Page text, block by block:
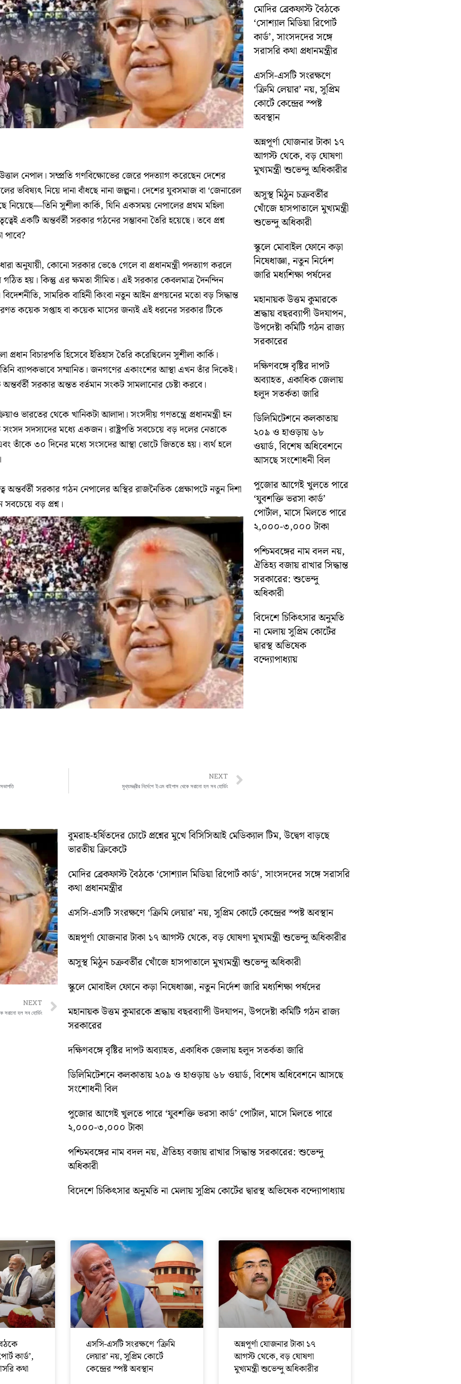
নেপাল। সম্প্রতি গণবিক্ষোভের জেরে পদত্যাগ করেছেন দেশের
ভবিষ্যৎ নিয়ে দানা বাঁধছে নানা জল্পনা। দেশের যুবসমাজ বা ‘জেনারেল
সুশীলা কার্কি, যিনি একসময় নেপালের প্রথম মহিলা
একটি অন্তর্বর্তী সরকার গঠনের সম্ভাবনা তৈরি হয়েছে। তবে প্রশ্ন
অনুযায়ী, কোনো সরকার ভেঙে গেলে বা প্রধানমন্ত্রী পদত্যাগ করলে
গঠিত হয়। কিন্তু এর ক্ষমতা সীমিত। এই সরকার কেবলমাত্র দৈনন্দিন
সামরিক বাহিনী কিংবা নতুন আইন প্রণয়নের মতো বড় সিদ্ধান্ত
কয়েক সপ্তাহ বা কয়েক মাসের জন্যই এই ধরনের সরকার টিকে
বিচারপতি হিসেবে ইতিহাস তৈরি করেছিলেন সুশীলা কার্কি।
ব্যাপকভাবে সম্মানিত। জনগণের একাংশের আস্থা এখন তাঁর দিকেই।
সরকার অন্তত বর্তমান সংকট সামলানোর চেষ্টা করবে।
ভারতের থেকে খানিকটা আলাদা। সংসদীয় গণতন্ত্রে প্রধানমন্ত্রী হন
সংসদ সদস্যদের মধ্যে একজন। রাষ্ট্রপতি সবচেয়ে বড় দলের নেতাকে
তাঁকে ৩০ দিনের মধ্যে সংসদের আস্থা ভোটে জিততে হয়। ব্যর্থ হলে
অন্তর্বর্তী সরকার গঠন নেপালের অস্থির রাজনৈতিক প্রেক্ষাপটে নতুন দিশা
বড় প্রশ্ন।
সভাপতি
NEXT
মুখ্যমন্ত্রীর নির্দেশে ইএম বাইপাস থেকে সরানো হল সব হোর্ডিং
মোদির ব্রেকফাস্ট বৈঠকে
‘সোশ্যাল মিডিয়া রিপোর্ট
কার্ড’, সাংসদদের সঙ্গে
সরাসরি কথা প্রধানমন্ত্রীর
এসসি-এসটি সংরক্ষণে
‘ক্রিমি লেয়ার’ নয়, সুপ্রিম
কোর্টে কেন্দ্রের স্পষ্ট
অবস্থান
অন্নপূর্ণা যোজনার টাকা ১৭
আগস্ট থেকে, বড় ঘোষণা
মুখ্যমন্ত্রী শুভেন্দু অধিকারীর
অসুস্থ মিঠুন চক্রবর্তীর
খোঁজে হাসপাতালে মুখ্যমন্ত্রী
শুভেন্দু অধিকারী
স্কুলে মোবাইল ফোনে কড়া
নিষেধাজ্ঞা, নতুন নির্দেশ
জারি মধ্যশিক্ষা পর্ষদের
মহানায়ক উত্তম কুমারকে
শ্রদ্ধায় বছরব্যাপী উদযাপন,
উপদেষ্টা কমিটি গঠন রাজ্য
সরকারের
দক্ষিণবঙ্গে বৃষ্টির দাপট
অব্যাহত, একাধিক জেলায়
হলুদ সতর্কতা জারি
ডিলিমিটেশনে কলকাতায়
২০৯ ও হাওড়ায় ৬৮
ওয়ার্ড, বিশেষ অধিবেশনে
আসছে সংশোধনী বিল
পুজোর আগেই খুলতে পারে
‘যুবশক্তি ভরসা কার্ড’
পোর্টাল, মাসে মিলতে পারে
২,০০০-৩,০০০ টাকা
পশ্চিমবঙ্গের নাম বদল নয়,
ঐতিহ্য বজায় রাখার সিদ্ধান্ত
সরকারের: শুভেন্দু
অধিকারী
বিদেশে চিকিৎসার অনুমতি
না মেলায় সুপ্রিম কোর্টের
দ্বারস্থ অভিষেক
বন্দ্যোপাধ্যায়
NEXT
সরানো হল সব হোর্ডিং Next
বুমরাহ-হর্ষিতদের চোটে প্রশ্নের মুখে বিসিসিআই মেডিক্যাল টিম, উদ্বেগ বাড়ছে
ভারতীয় ক্রিকেটে
মোদির ব্রেকফাস্ট বৈঠকে ‘সোশ্যাল মিডিয়া রিপোর্ট কার্ড’, সাংসদদের সঙ্গে সরাসরি
কথা প্রধানমন্ত্রীর
এসসি-এসটি সংরক্ষণে ‘ক্রিমি লেয়ার’ নয়, সুপ্রিম কোর্টে কেন্দ্রের স্পষ্ট অবস্থান
অন্নপূর্ণা যোজনার টাকা ১৭ আগস্ট থেকে, বড় ঘোষণা মুখ্যমন্ত্রী শুভেন্দু অধিকারীর
অসুস্থ মিঠুন চক্রবর্তীর খোঁজে হাসপাতালে মুখ্যমন্ত্রী শুভেন্দু অধিকারী
স্কুলে মোবাইল ফোনে কড়া নিষেধাজ্ঞা, নতুন নির্দেশ জারি মধ্যশিক্ষা পর্ষদের
মহানায়ক উত্তম কুমারকে শ্রদ্ধায় বছরব্যাপী উদযাপন, উপদেষ্টা কমিটি গঠন রাজ্য
সরকারের
দক্ষিণবঙ্গে বৃষ্টির দাপট অব্যাহত, একাধিক জেলায় হলুদ সতর্কতা জারি
ডিলিমিটেশনে কলকাতায় ২০৯ ও হাওড়ায় ৬৮ ওয়ার্ড, বিশেষ অধিবেশনে আসছে
সংশোধনী বিল
পুজোর আগেই খুলতে পারে ‘যুবশক্তি ভরসা কার্ড’ পোর্টাল, মাসে মিলতে পারে
২,০০০-৩,০০০ টাকা
পশ্চিমবঙ্গের নাম বদল নয়, ঐতিহ্য বজায় রাখার সিদ্ধান্ত সরকারের: শুভেন্দু
অধিকারী
বিদেশে চিকিৎসার অনুমতি না মেলায় সুপ্রিম কোর্টের দ্বারস্থ অভিষেক বন্দ্যোপাধ্যায়
কার্ড’,
কথা
এসসি-এসটি সংরক্ষণে ‘ক্রিমি
লেয়ার’ নয়, সুপ্রিম কোর্টে
কেন্দ্রের স্পষ্ট অবস্থান
অন্নপূর্ণা যোজনার টাকা ১৭
আগস্ট থেকে, বড় ঘোষণা
মুখ্যমন্ত্রী শুভেন্দু অধিকারীর